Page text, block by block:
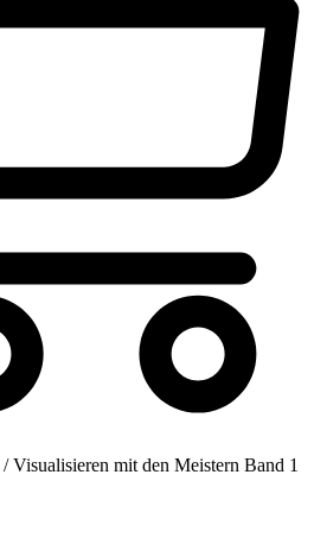
/ Visualisieren mit den Meistern Band 1